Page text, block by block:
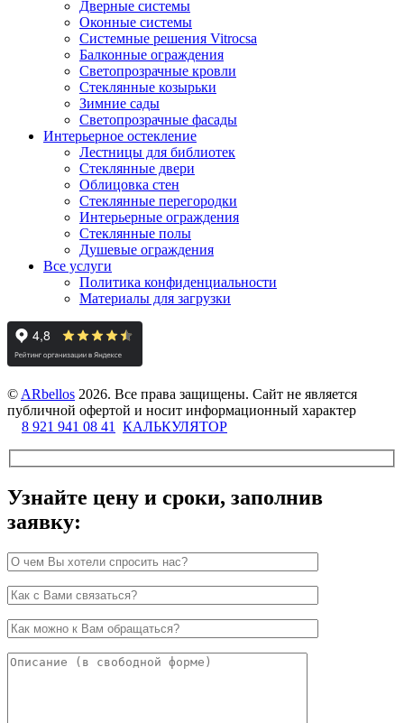
Дверные системы
Оконные системы
Системные решения Vitrocsa
Балконные ограждения
Светопрозрачные кровли
Стеклянные козырьки
Зимние сады
Светопрозрачные фасады
Интерьерное остекление
Лестницы для библиотек
Стеклянные двери
Облицовка стен
Стеклянные перегородки
Интерьерные ограждения
Стеклянные полы
Душевые ограждения
Все услуги
Политика конфиденциальности
Материалы для загрузки
©ARbellos 2026. Все права защищены. Сайт не является
публичной офертой и носит информационный характер
8 921 941 08 41 КАЛЬКУЛЯТОР
Узнайте цену и сроки, заполнив
заявку: